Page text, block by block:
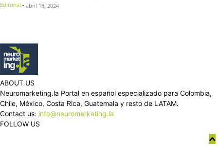
Editorial - abril 18, 2024
ABOUT US
Neuromarketing.la Portal en español especializado para Colombia,
Chile, México, Costa Rica, Guatemala y resto de LATAM.
Contact us: info@neuromarketing.la
FOLLOW US